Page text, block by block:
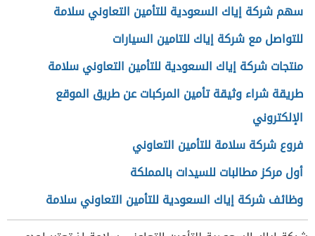
سهم شركة إياك السعودية للتأمين التعاوني سلامة
للتواصل مع شركة إياك للتامين السيارات
منتجات شركة إياك السعودية للتأمين التعاوني سلامة
طريقة شراء وثيقة تأمين المركبات عن طريق الموقع
الإلكتروني
فروع شركة سلامة للتأمين التعاوني
أول مركز مطالبات للسيدات بالمملكة
وظائف شركة إياك السعودية للتأمين التعاوني سلامة